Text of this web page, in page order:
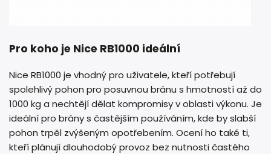
Pro koho je Nice RB1000 ideální
Nice RB1000 je vhodný pro uživatele, kteří potřebují
spolehlivý pohon pro posuvnou bránu s hmotností až do
1000 kg a nechtějí dělat kompromisy v oblasti výkonu. Je
ideální pro brány s častějším používáním, kde by slabší
pohon trpěl zvýšeným opotřebením. Ocení ho také ti,
kteří plánují dlouhodobý provoz bez nutnosti častého